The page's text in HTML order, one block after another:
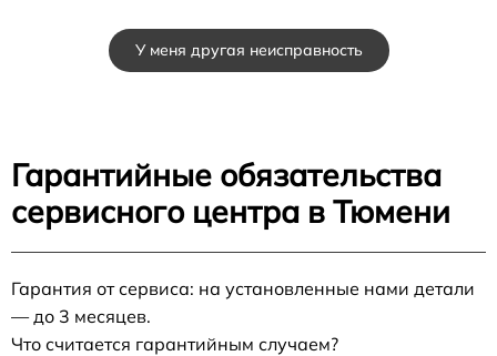
У меня другая неисправность
Гарантийные обязательства
сервисного центра в Тюмени
Гарантия от сервиса: на установленные нами детали
— до 3 месяцев.
Что считается гарантийным случаем?